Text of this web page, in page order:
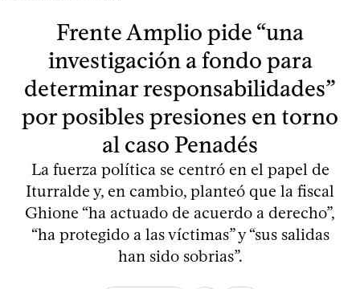
Frente Amplio pide “una
investigación a fondo para
determinar responsabilidades”
por posibles presiones en torno
al caso Penadés
La fuerza política se centró en el papel de
Iturralde y, en cambio, planteó que la fiscal
Ghione “ha actuado de acuerdo a derecho”,
“ha protegido a las víctimas” y “sus salidas
han sido sobrias”.